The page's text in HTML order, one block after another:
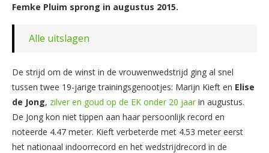
Femke Pluim sprong in augustus 2015.
Alle uitslagen
De strijd om de winst in de vrouwenwedstrijd ging al snel
tussen twee 19-jarige trainingsgenootjes: Marijn Kieft en Elise
de Jong, zilver en goud op de EK onder 20 jaar in augustus.
De Jong kon niet tippen aan haar persoonlijk record en
noteerde 4.47 meter. Kieft verbeterde met 4.53 meter eerst
het nationaal indoorrecord en het wedstrijdrecord in de